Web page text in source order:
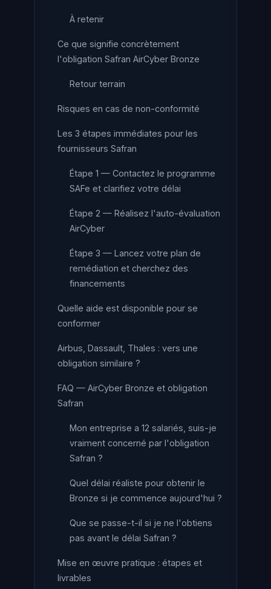
À retenir
Ce que signifie concrètement
l'obligation Safran AirCyber Bronze
Retour terrain
Risques en cas de non-conformité
Les 3 étapes immédiates pour les
fournisseurs Safran
Étape 1 — Contactez le programme
SAFe et clarifiez votre délai
Étape 2 — Réalisez l'auto-évaluation
AirCyber
Étape 3 — Lancez votre plan de
remédiation et cherchez des
financements
Quelle aide est disponible pour se
conformer
Airbus, Dassault, Thales : vers une
obligation similaire ?
FAQ — AirCyber Bronze et obligation
Safran
Mon entreprise a 12 salariés, suis-je
vraiment concerné par l'obligation
Safran ?
Quel délai réaliste pour obtenir le
Bronze si je commence aujourd'hui ?
Que se passe-t-il si je ne l'obtiens
pas avant le délai Safran ?
Mise en œuvre pratique : étapes et
livrables